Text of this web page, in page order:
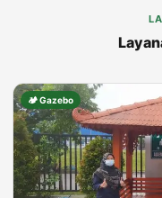
🏕️ Gazebo